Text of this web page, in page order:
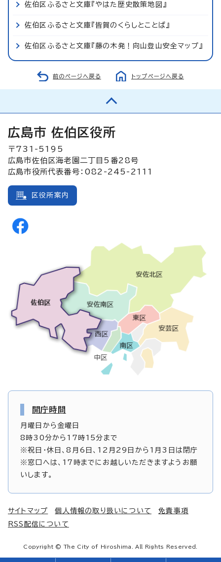
佐伯区ふるさと文庫『やはた歴史散策地図』
佐伯区ふるさと文庫『皆賀のくらしとことば』
佐伯区ふるさと文庫『藤の木発！向山登山安全マップ』
前のページへ戻る トップページへ戻る
広島市 佐伯区役所
〒731-5195
広島市佐伯区海老園二丁目5番28号
広島市役所代表番号：082-245-2111
区役所案内
開庁時間
月曜日から金曜日
8時30分から17時15分まで
※祝日・休日、8月6日、12月29日から1月3日は閉庁
※窓口へは、17時までにお越しいただきますようお願
いします。
サイトマップ 個人情報の取り扱いについて
免責事項
RSS配信について
Copyright © The City of Hiroshima. All Rights Reserved.